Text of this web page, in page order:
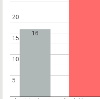
5
5
10
10
15
15
20
20
16